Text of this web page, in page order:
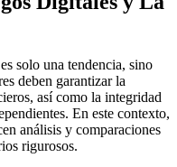
solo una tendencia, sino
deben garantizar la
así como la integridad
En este contexto,
análisis y comparaciones
rigurosos.